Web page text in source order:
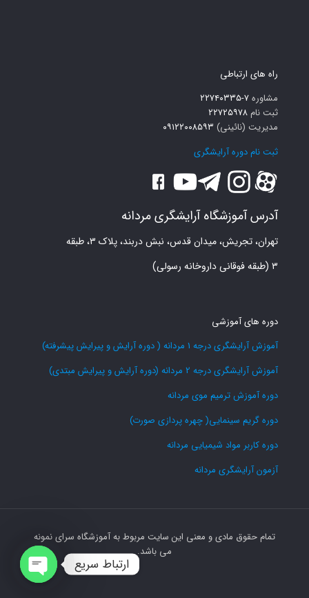
راه های ارتباطی
مشاوره۷-۲۲۷۴۰۳۳۵
ثبت نام ۲۲۷۲۵۹۷۸
مدیریت (نائینی) ۰۹۱۲۲۰۰۸۵۹۳
ثبت نام دوره آرایشگری
آدرس آموزشگاه آرایشگری مردانه
تهران، تجریش، میدان قدس، نبش دربند، پلاک ۳، طبقه
۳ (طبقه فوقانی داروخانه رسولی)
دوره های آموزشی
آموزش آرایشگری درجه 1 مردانه ( دوره آرایش و پیرایش پیشرفته)
آموزش آرایشگری درجه 2 مردانه (دوره آرایش و پیرایش مبتدی)
دوره آموزش ترمیم موی مردانه
دوره گریم سینمایی( چهره پردازی صورت)
دوره کاربر مواد شیمیایی مردانه
آزمون آرایشگری مردانه
تمام حقوق مادی و معنی این سایت مربوط به آموزشگاه سرای نمونه
می باشد.
ارتباط سریع